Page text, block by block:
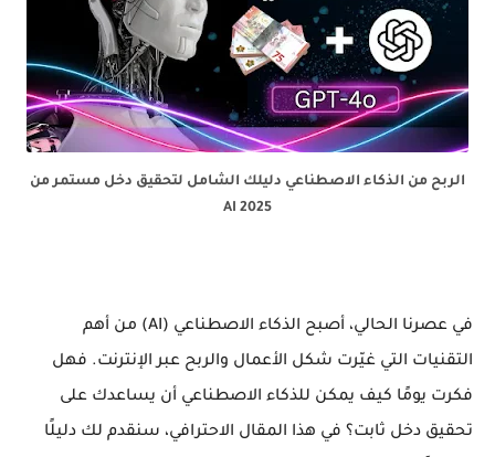
الربح من الذكاء الاصطناعي دليلك الشامل لتحقيق دخل مستمر من
AI 2025
في عصرنا الحالي، أصبح الذكاء الاصطناعي (AI) من أهم
التقنيات التي غيّرت شكل الأعمال والربح عبر الإنترنت. فهل
فكرت يومًا كيف يمكن للذكاء الاصطناعي أن يساعدك على
تحقيق دخل ثابت؟ في هذا المقال الاحترافي، سنقدم لك دليلًا